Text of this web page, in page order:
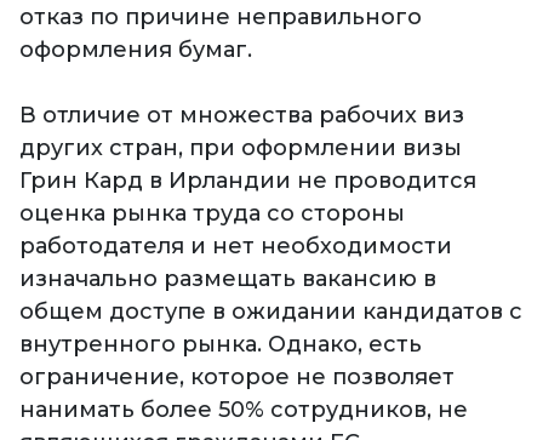
отказ по причине неправильного
оформления бумаг.
В отличие от множества рабочих виз
других стран, при оформлении визы
Грин Кард в Ирландии не проводится
оценка рынка труда со стороны
работодателя и нет необходимости
изначально размещать вакансию в
общем доступе в ожидании кандидатов с
внутренного рынка. Однако, есть
ограничение, которое не позволяет
нанимать более 50% сотрудников, не